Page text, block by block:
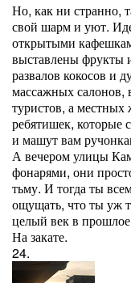
Но, как ни странно,
свой шарм и уют.
открытыми
выставлены фрукты
развалов кокосов и
массажных салонов,
туристов, а
ребятишек, которые
и машут вам
А вечером улицы
фонарями, они
тьму. И тогда ты
ощущать, что ты уж
целый век в
На закате.
24.